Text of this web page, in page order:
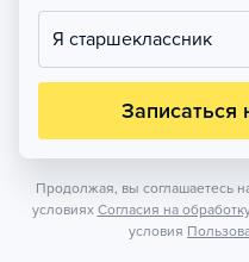
Я старшеклассник
Записаться
Продолжая, вы соглашаетесь
условиях Согласия на
условия